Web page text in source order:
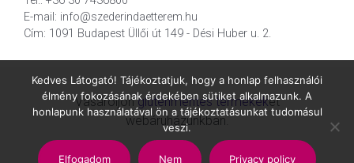
E-mail: info@szederindaetterem.hu
Cím: 1091 Budapest Üllői út 149 - Dési Huber u. 2.
Vásároljongluténmentes termékeket
webáruházunkban.
Kedves Látogató! Tájékoztatjuk, hogy a honlap felhasználói
élmény fokozásának érdekében sütiket alkalmazunk. A
honlapunk használatával ön a tájékoztatásunkat tudomásul
veszi.
Elfogadom Nem Privacy policy